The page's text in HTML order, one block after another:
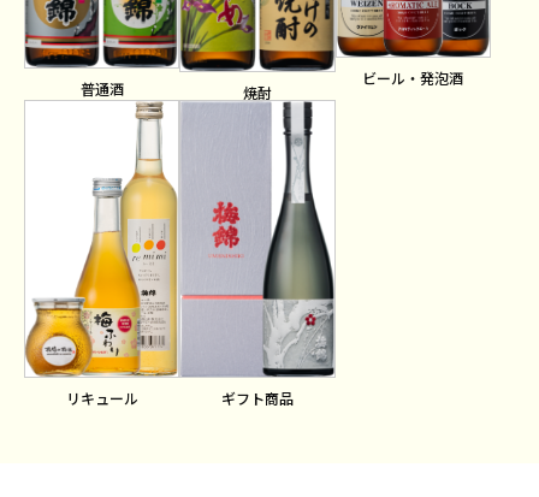
普通酒 焼酎
ビール・発泡酒
リキュール ギフト商品